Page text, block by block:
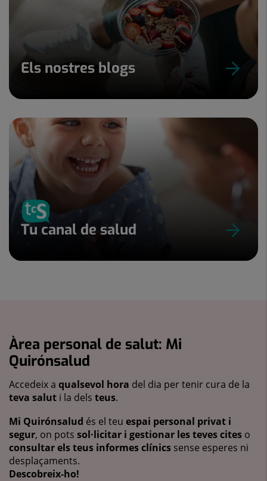
Els nostres blogs
Tu canal de salud
Àrea personal de salut: Mi
Quirónsalud
Accedeix a qualsevol hora del dia per tenir cura de la
teva salut i la dels teus.
Mi Quirónsalud és el teu espai personal privat i
segur, on pots sol·licitar i gestionar les teves cites o
consultar els teus informes clínics sense esperes ni
desplaçaments.
Descobreix-ho!